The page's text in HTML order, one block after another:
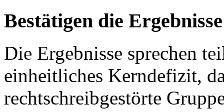
Bestätigen die
Die Ergebnisse sprechen
einheitliches Kerndefizit,
rechtschreibgestörte